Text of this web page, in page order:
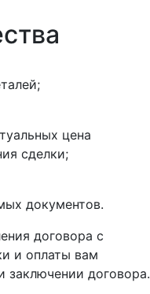
цена
сделки;
документов.
договора с
и оплаты вам
договора.